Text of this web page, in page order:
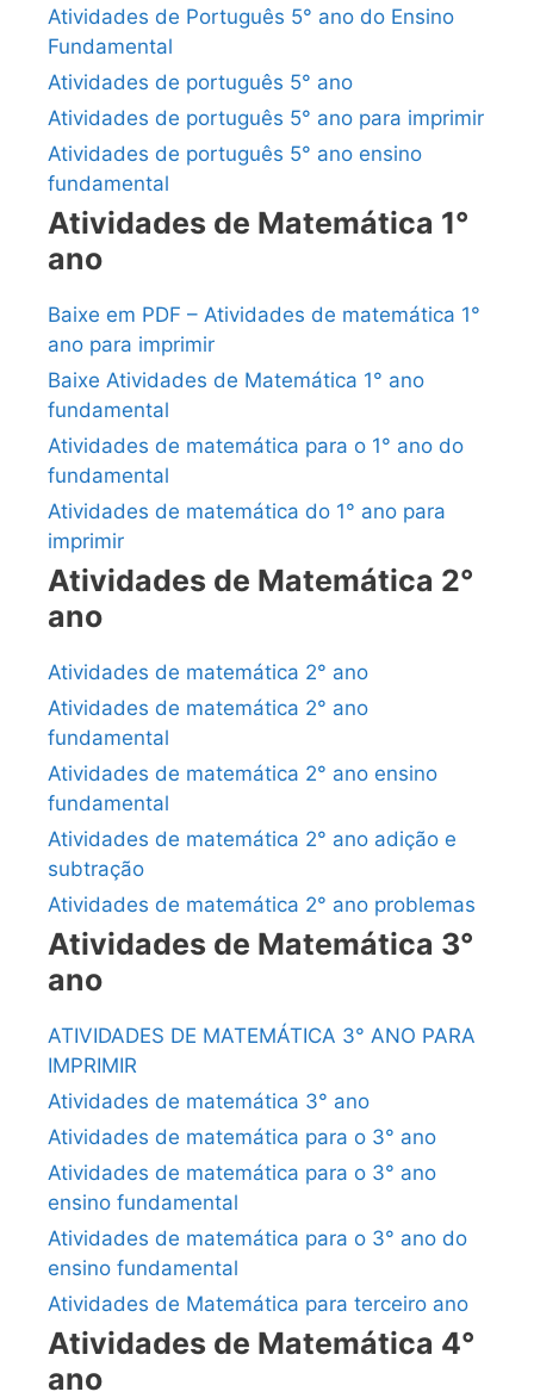
Atividades de Português 5° ano do Ensino
Fundamental
Atividades de português 5° ano
Atividades de português 5° ano para imprimir
Atividades de português 5° ano ensino
fundamental
Atividades de Matemática 1°
ano
Baixe em PDF – Atividades de matemática 1°
ano para imprimir
Baixe Atividades de Matemática 1° ano
fundamental
Atividades de matemática para o 1° ano do
fundamental
Atividades de matemática do 1° ano para
imprimir
Atividades de Matemática 2°
ano
Atividades de matemática 2° ano
Atividades de matemática 2° ano
fundamental
Atividades de matemática 2° ano ensino
fundamental
Atividades de matemática 2° ano adição e
subtração
Atividades de matemática 2° ano problemas
Atividades de Matemática 3°
ano
ATIVIDADES DE MATEMÁTICA 3° ANO PARA
IMPRIMIR
Atividades de matemática 3° ano
Atividades de matemática para o 3° ano
Atividades de matemática para o 3° ano
ensino fundamental
Atividades de matemática para o 3° ano do
ensino fundamental
Atividades de Matemática para terceiro ano
Atividades de Matemática 4°
ano